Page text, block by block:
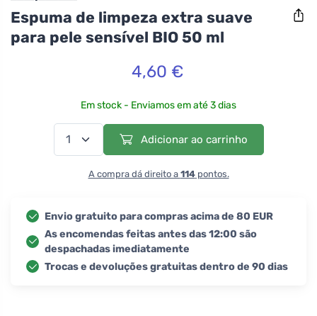
Espuma de limpeza extra suave
para pele sensível BIO 50 ml
4,60 €
Em stock - Enviamos em até 3 dias
Adicionar ao carrinho
A compra dá direito a 114pontos.
Envio gratuito para compras acima de 80 EUR
As encomendas feitas antes das 12:00 são
despachadas imediatamente
Trocas e devoluções gratuitas dentro de 90 dias